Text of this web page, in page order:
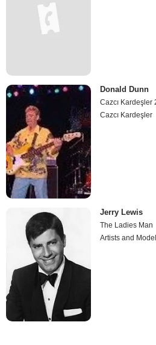
Donald Dunn
Cazcı Kardeşler
Cazcı Kardeşler
Jerry Lewis
The Ladies Man
Artists and